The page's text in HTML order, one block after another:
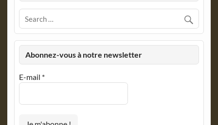
Abonnez-vous à notre newsletter
E-mail *